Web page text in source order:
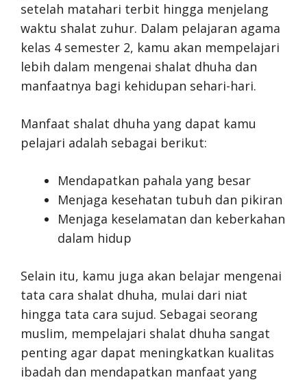
setelah matahari terbit hingga menjelang
waktu shalat zuhur. Dalam pelajaran agama
kelas 4 semester 2, kamu akan mempelajari
lebih dalam mengenai shalat dhuha dan
manfaatnya bagi kehidupan sehari-hari.
Manfaat shalat dhuha yang dapat kamu
pelajari adalah sebagai berikut:
Mendapatkan pahala yang besar
Menjaga kesehatan tubuh dan pikiran
Menjaga keselamatan dan keberkahan
dalam hidup
Selain itu, kamu juga akan belajar mengenai
tata cara shalat dhuha, mulai dari niat
hingga tata cara sujud. Sebagai seorang
muslim, mempelajari shalat dhuha sangat
penting agar dapat meningkatkan kualitas
ibadah dan mendapatkan manfaat yang